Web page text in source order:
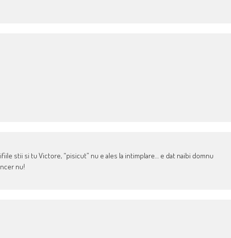
stii si tu Victore, “pisicut” nu e ales la intimplare… e dat naibi domnu
nu!